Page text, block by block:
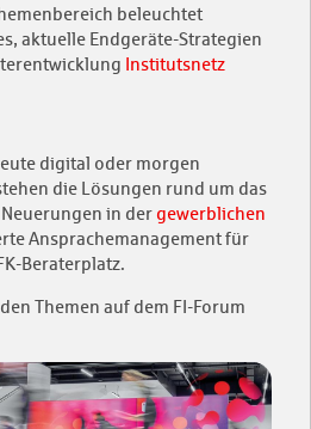
beleuchtet
aktuelle Endgeräte-Strategien
Institutsnetz
digital oder morgen
die Lösungen rund um das
Neuerungen in der gewerblichen
Ansprachemanagement für
Beraterplatz.
Themen auf dem FI-Forum